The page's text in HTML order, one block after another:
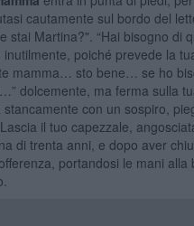
cautamente sul bordo del
stai Martina?". “Hai bisogno di
poiché prevede la
mamma… sto bene… se ho
dolcemente, ma ferma sulla
con un sospiro,
il tuo capezzale,
di trenta anni, e dopo aver
portandosi le mani alla